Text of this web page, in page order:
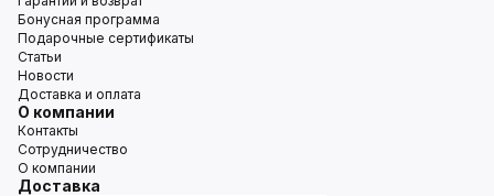
Бонусная программа
Подарочные сертификаты
Статьи
Новости
Доставка и оплата
О компании
Контакты
Сотрудничество
О компании
Доставка